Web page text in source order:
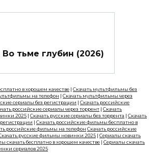
Во тьме глубин (2026)
в хорошем качестве | Скачать мультфильмы без
на телефон | Скачать мультфильмы через
сериалы без регистрации | Скачать российские
российские сериалы через торрент | Скачать
2025 | Скачать русские сериалы без торрента | Скачать
| Скачать российские фильмы бесплатно в
российские фильмы на телефон Скачать российские
русские фильмы новинки 2025 | Сериалы скачать
скачать бесплатно в хорошем качестве | Сериалы скачать
сериалов 2025